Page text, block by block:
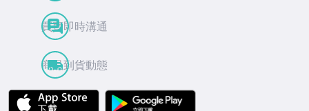
買賣即時溝通
商品到貨動態
APP Store